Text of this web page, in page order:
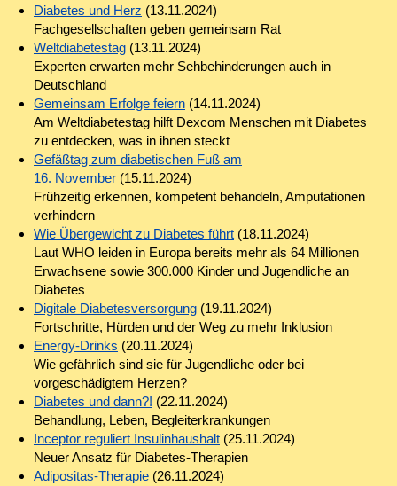
Diabetes und Herz (13.11.2024)
Fachgesellschaften geben gemeinsam Rat
Weltdiabetestag(13.11.2024)
Experten erwarten mehr Sehbehinderungen auch in
Deutschland
Gemeinsam Erfolge feiern(14.11.2024)
Am Weltdiabetestag hilft Dexcom Menschen mit Diabetes
zu entdecken, was in ihnen steckt
Gefäßtag zum diabetischen Fuß am
16. November(15.11.2024)
Frühzeitig erkennen, kompetent behandeln, Amputationen
verhindern
Wie Übergewicht zu Diabetes führt(18.11.2024)
Laut WHO leiden in Europa bereits mehr als 64 Millionen
Erwachsene sowie 300.000 Kinder und Jugendliche an
Diabetes
Digitale Diabetesversorgung(19.11.2024)
Fortschritte, Hürden und der Weg zu mehr Inklusion
Energy-Drinks (20.11.2024)
Wie gefährlich sind sie für Jugendliche oder bei
vorgeschädigtem Herzen?
Diabetes und dann?! (22.11.2024)
Behandlung, Leben, Begleiterkrankungen
Inceptor reguliert Insulinhaushalt(25.11.2024)
Neuer Ansatz für Diabetes-Therapien
Adipositas-Therapie(26.11.2024)